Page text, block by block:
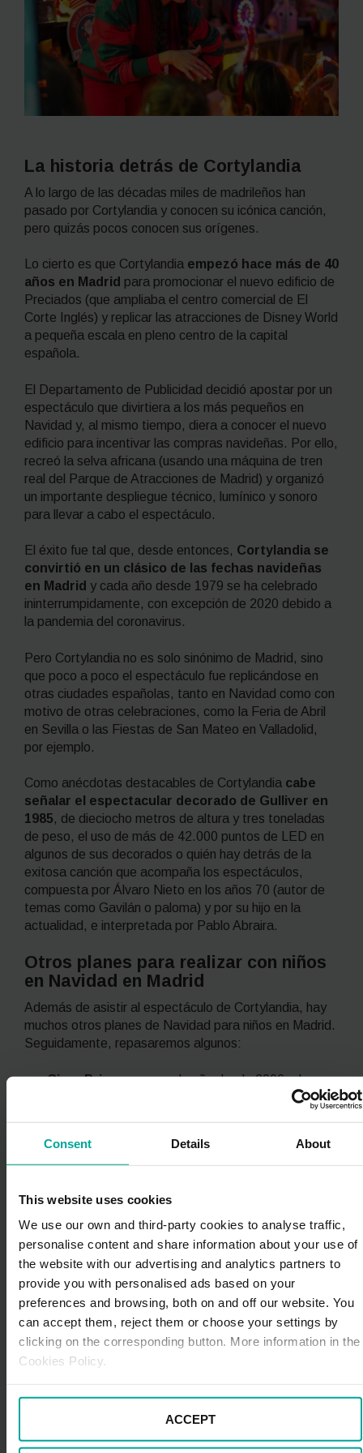
Consent Details About
This website uses cookies
We use our own and third-party cookies to analyse traffic,
personalise content and share information about your use of
the website with our advertising and analytics partners to
provide you with personalised ads based on your
preferences and browsing, both on and off our website. You
can accept them, reject them or choose your settings by
clicking on the corresponding button. More information in the
Cookies Policy.
ACCEPT
La historia detrás de Cortylandia
A lo largo de las décadas miles de madrileños han
pasado por Cortylandia y conocen su icónica canción,
pero quizás pocos conocen sus orígenes.
Lo cierto es que Cortylandia empezó hace más de 40
años en Madrid para promocionar el nuevo edificio de
Preciados (que ampliaba el centro comercial de El
Corte Inglés) y replicar las atracciones de Disney World
a pequeña escala en pleno centro de la capital
española.
El Departamento de Publicidad decidió apostar por un
espectáculo que divirtiera a los más pequeños en
Navidad y, al mismo tiempo, diera a conocer el nuevo
edificio para incentivar las compras navideñas. Por ello,
recreó la selva africana (usando una máquina de tren
real del Parque de Atracciones de Madrid) y organizó
un importante despliegue técnico, lumínico y sonoro
para llevar a cabo el espectáculo.
El éxito fue tal que, desde entonces, Cortylandia se
convirtió en un clásico de las fechas navideñas
en Madrid y cada año desde 1979 se ha celebrado
ininterrumpidamente, con excepción de 2020 debido a
la pandemia del coronavirus.
Pero Cortylandia no es solo sinónimo de Madrid, sino
que poco a poco el espectáculo fue replicándose en
otras ciudades españolas, tanto en Navidad como con
motivo de otras celebraciones, como la Feria de Abril
en Sevilla o las Fiestas de San Mateo en Valladolid,
por ejemplo.
Como anécdotas destacables de Cortylandia cabe
señalar el espectacular decorado de Gulliver en
1985, de dieciocho metros de altura y tres toneladas
de peso, el uso de más de 42.000 puntos de LED en
algunos de sus decorados o quién hay detrás de la
exitosa canción que acompaña los espectáculos,
compuesta por Álvaro Nieto en los años 70 (autor de
temas como Gavilán o paloma) y por su hijo en la
actualidad, e interpretada por Pablo Abraira.
Otros planes para realizar con niños
en Navidad en Madrid
Además de asistir al espectáculo de Cortylandia, hay
muchos otros planes de Navidad para niños en Madrid.
Seguidamente, repasaremos algunos:
Circo Price:como cada año desde 2006, el
Teatro Circo Price trae a Madrid su montaje
despierto”, en el que un grupo de niños se pierde
en un bosque la noche de Navidad y descubre un
El show se representa en el Teatro Circo Price
(ronda de Atocha, 35) del 21 de noviembre de
2025 al 6 de enero de 2026, de martes a domingo,
con funciones de alrededor de 105 minutos y pases
especiales accesibles algunos días.
Peque Navidad Madrid:otra propuesta estrella
para que los más pequeños disfruten de la Navidad
la encontramos en la Comunidad de Madrid, con un
gran parque temático navideño que incluye la Casa
de Valle Abedules (Bustarviejo) y el parque de
aventuras en Brunete, que ofrecen experiencias